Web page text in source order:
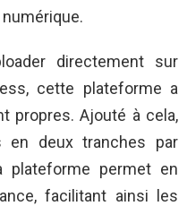
directement sur
cette plateforme a
propres. Ajouté à cela,
en deux tranches par
plateforme permet en
facilitant ainsi les